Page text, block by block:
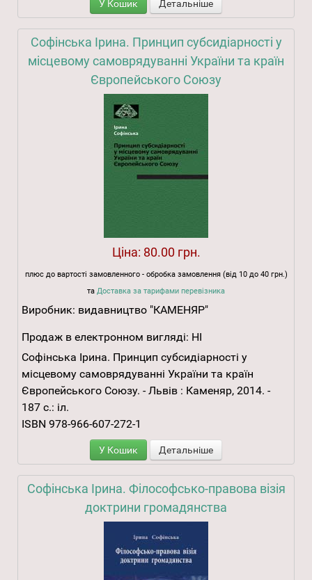
У Кошик Детальніше
Софінська Ірина. Принцип субсидіарності у
місцевому самоврядуванні України та країн
Європейського Союзу
Ціна: 80.00 грн.
плюс до вартості замовленного - обробка замовлення (від 10 до 40 грн.)
та Доставка за тарифами перевізника
Виробник: видавництво "КАМЕНЯР"
Продаж в електронном вигляді: НІ
Софінська Ірина. Принцип субсидіарності у
місцевому самоврядуванні України та країн
Європейського Союзу. - Львів : Каменяр, 2014. -
187 с.: іл.
ISBN 978-966-607-272-1
У Кошик Детальніше
Софінська Ірина. Філософсько-правова візія
доктрини громадянства